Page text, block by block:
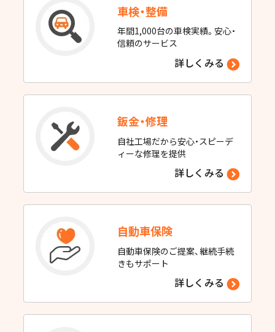
車検・整備
年間1,000台の車検実績。安心・
信頼のサービス
詳しくみる
鈑金・修理
自社工場だから安心・スピーデ
ィーな修理を提供
詳しくみる
自動車保険
自動車保険のご提案、継続手続
きもサポート
詳しくみる